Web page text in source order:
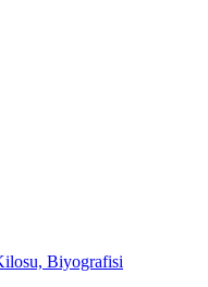
Biyografisi